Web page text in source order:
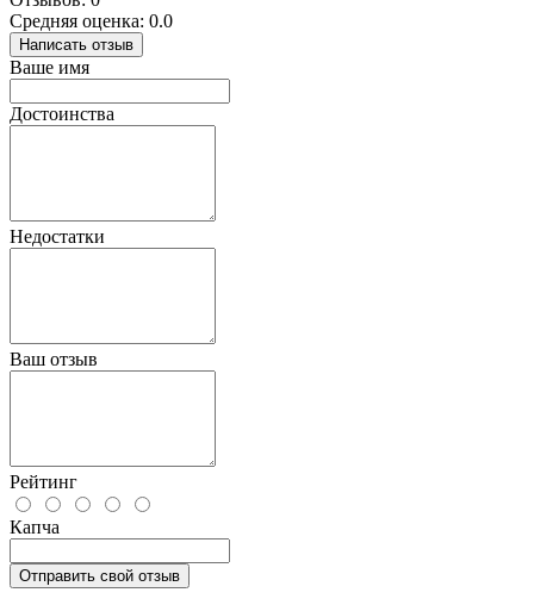
Средняя оценка: 0.0
Написать отзыв
Ваше имя
Достоинства
Недостатки
Ваш отзыв
Рейтинг
Капча
Отправить свой отзыв